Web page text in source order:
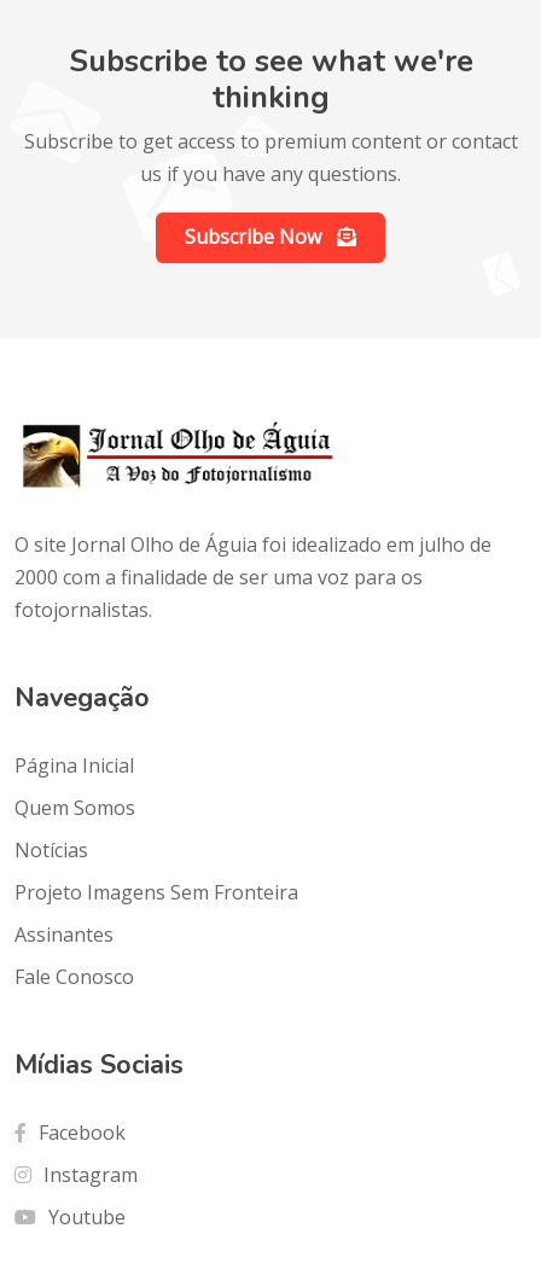
Subscribe to see what we're
thinking
Subscribe to get access to premium content or contact
us if you have any questions.
Subscribe Now
O site Jornal Olho de Águia foi idealizado em julho de
2000 com a finalidade de ser uma voz para os
fotojornalistas.
Navegação
Página Inicial
Quem Somos
Notícias
Projeto Imagens Sem Fronteira
Assinantes
Fale Conosco
Mídias Sociais
Facebook
Instagram
Youtube